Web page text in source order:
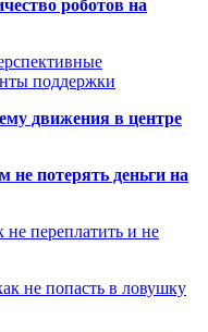
роботов на
поддержки
движения в центре
потерять деньги на
переплатить и не
не попасть в ловушку